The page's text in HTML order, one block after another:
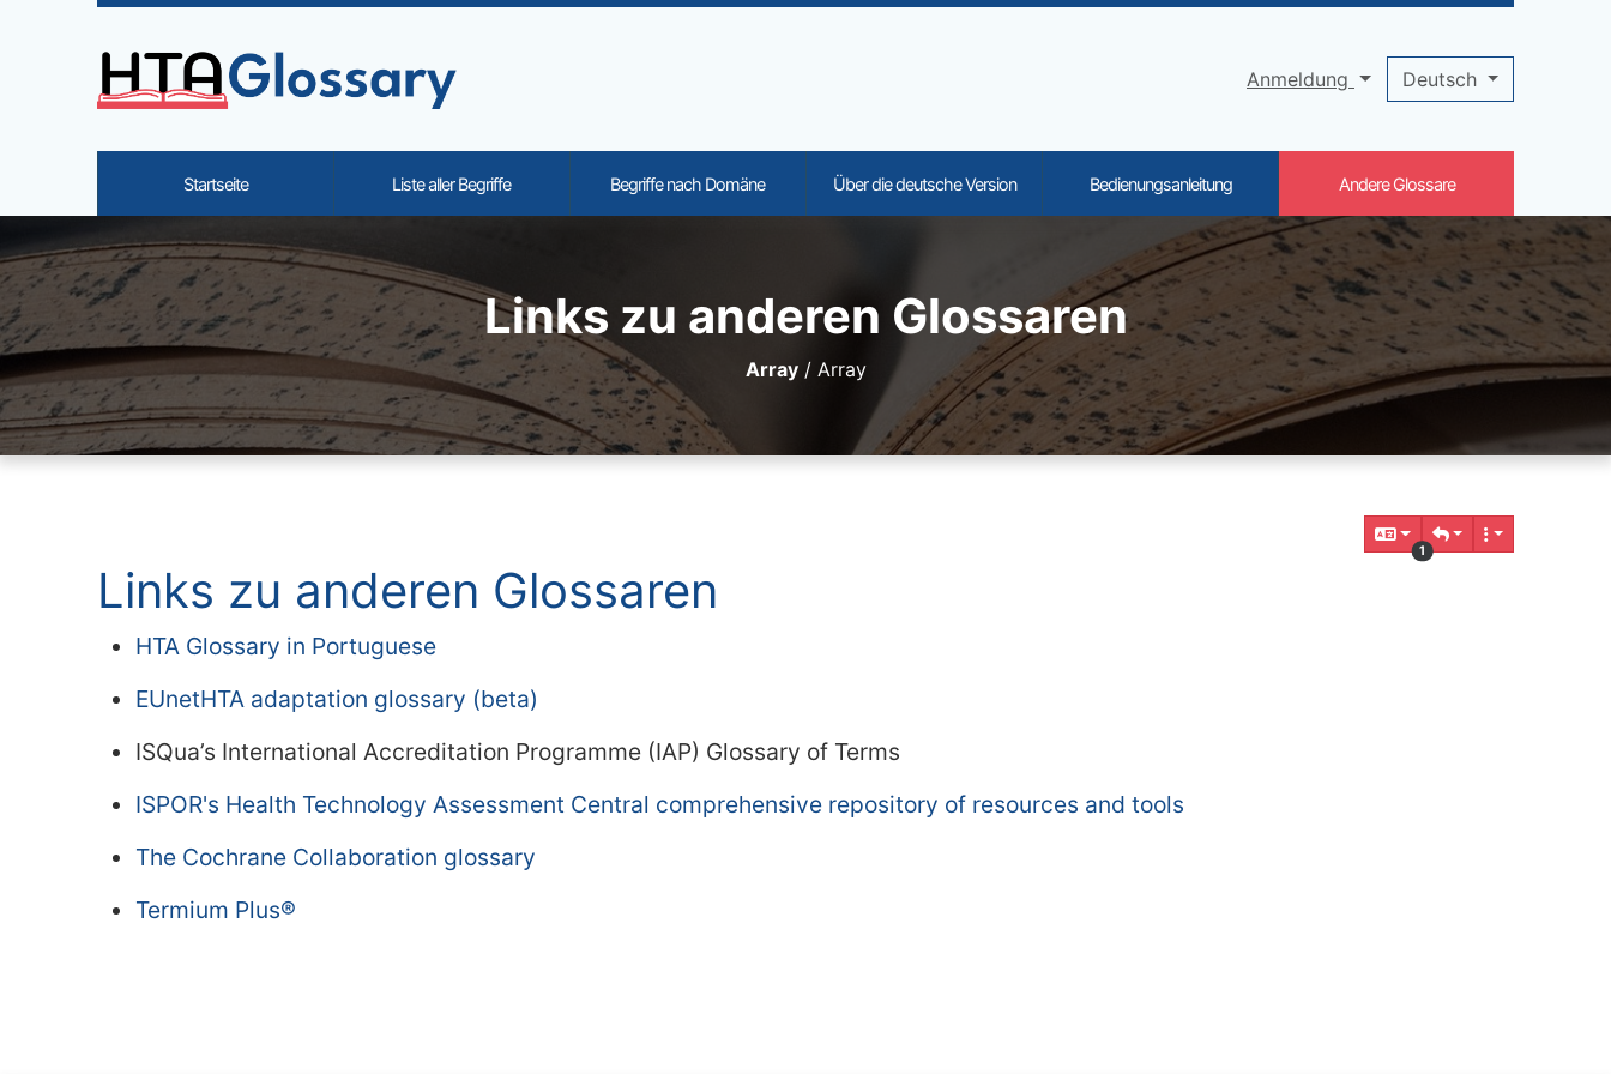
Navigation and related functionality and content
Links zu anderen Glossaren
Array/ Array
1
Links zu anderen Glossaren
HTA Glossary in Portuguese
EUnetHTA adaptation glossary (beta)
ISQua’s International Accreditation Programme (IAP) Glossary of Terms
ISPOR's Health Technology Assessment Central comprehensive repository of resources and tools
The Cochrane Collaboration glossary
Termium Plus®
Site identity, navigation, etc.
Anmeldung Deutsch
Startseite Liste aller Begriffe Begriffe nach Domäne Über die deutsche Version Bedienungsanleitung Andere Glossare